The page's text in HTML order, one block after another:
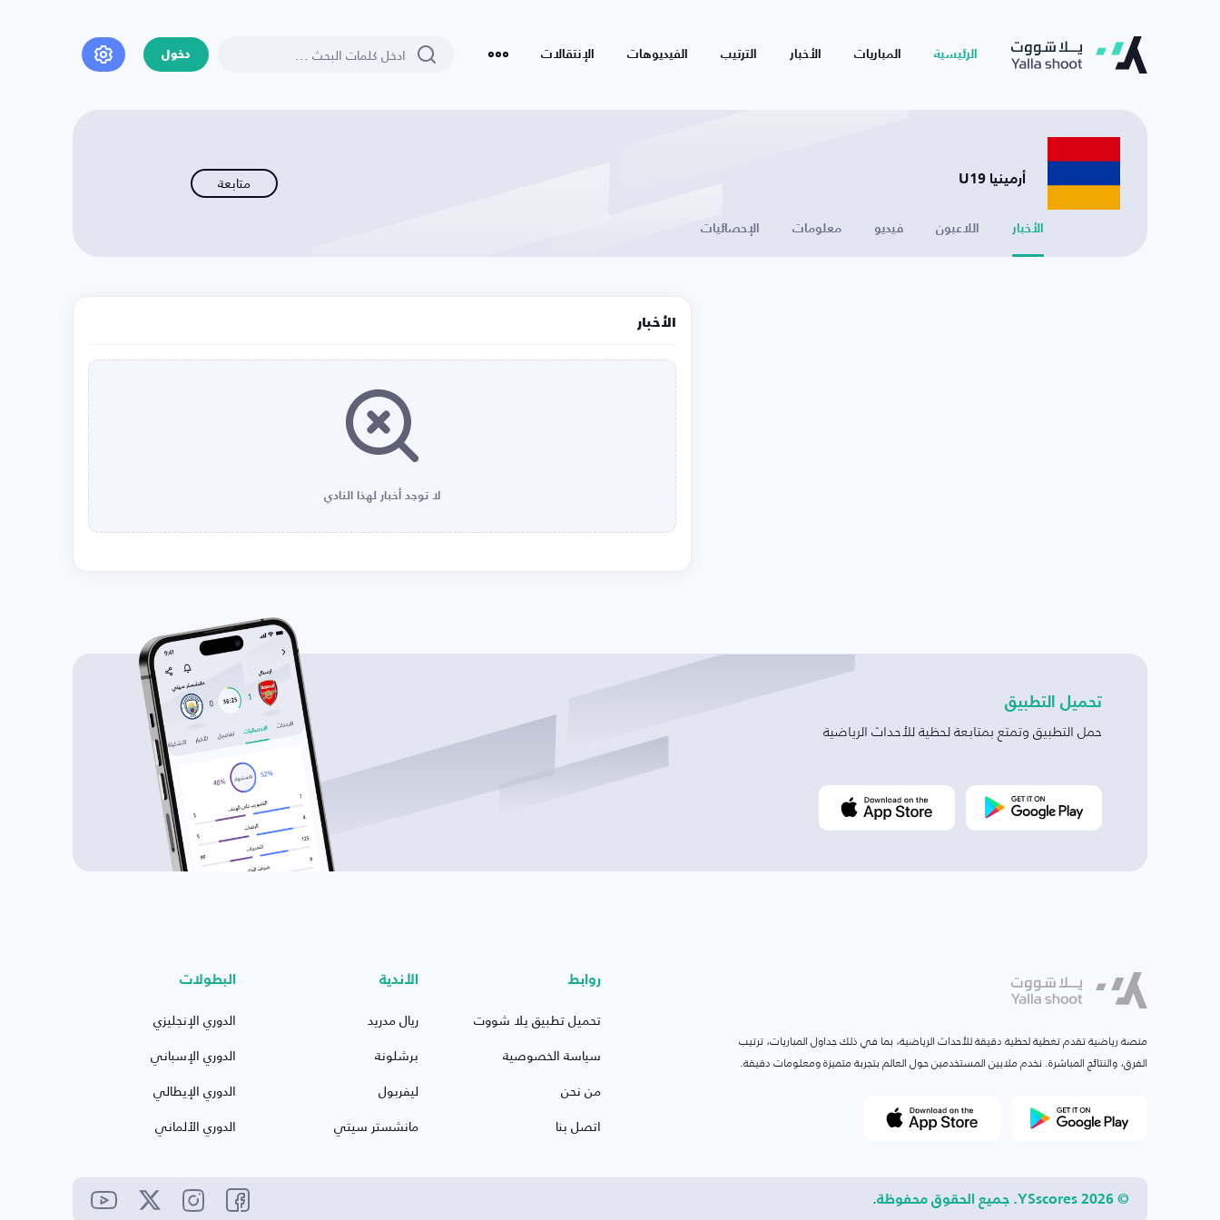
الرئيسية المباريات الأخبار الترتيب الفيديوهات الإنتقالات دخول
أرمينيا U19 متابعة
الأخبار اللاعبون فيديو معلومات الإحصائيات
الأخبار
لا توجد أخبار لهذا النادي
تحميل التطبيق
حمل التطبيق وتمتع بمتابعة لحظية للأحداث الرياضية
منصة رياضية تقدم تغطية لحظية دقيقة للأحداث الرياضية، بما في ذلك جداول المباريات، ترتيب
الفرق، والنتائج المباشرة. نخدم ملايين المستخدمين حول العالم بتجربة متميزة ومعلومات دقيقة.
روابط
تحميل تطبيق يلا شووت
سياسة الخصوصية
من نحن
اتصل بنا
الأندية
ريال مدريد
برشلونة
ليفربول
مانشستر سيتي
البطولات
الدوري الإنجليزي
الدوري الإسباني
الدوري الإيطالي
الدوري الألماني
© 2026 YSscores. جميع الحقوق محفوظة.